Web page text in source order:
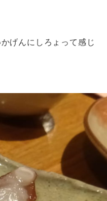
げんにしろょって感じ